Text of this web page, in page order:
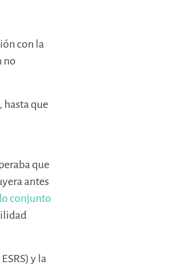
con la
no
hasta que
que
antes
conjunto
y la